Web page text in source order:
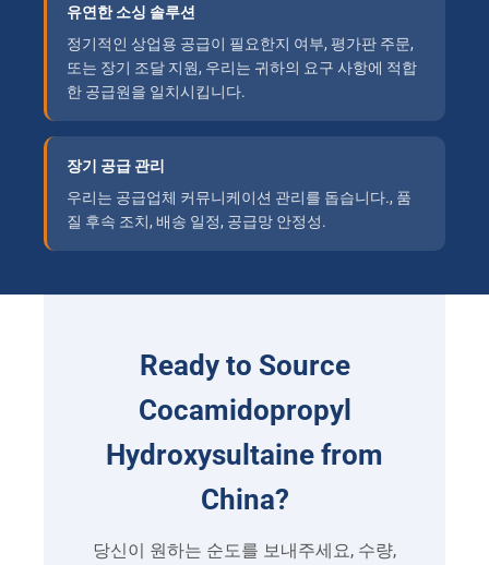
유연한 소싱 솔루션
정기적인 상업용 공급이 필요한지 여부, 평가판 주문,
또는 장기 조달 지원, 우리는 귀하의 요구 사항에 적합
한 공급원을 일치시킵니다.
장기 공급 관리
우리는 공급업체 커뮤니케이션 관리를 돕습니다., 품
질 후속 조치, 배송 일정, 공급망 안정성.
Ready to Source
Cocamidopropyl
Hydroxysultaine from
China?
당신이 원하는 순도를 보내주세요, 수량,